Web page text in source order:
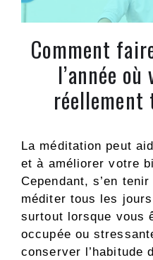
Comment
l’année
réellement
La méditation peut
et à améliorer votre
Cependant, s’en
méditer tous les
surtout lorsque vous
occupée ou
conserver l’habitude